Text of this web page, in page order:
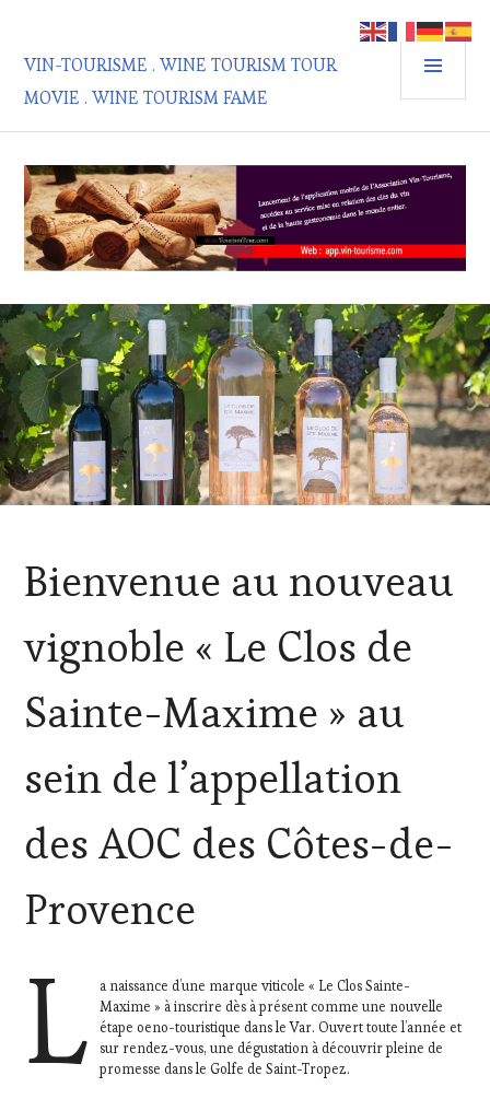
contenu
principal
VIN-TOURISME . WINE TOURISM TOUR
MOVIE . WINE TOURISM FAME
CLUB
:
TASTING
VOUCHER,
DE-
PROVENCE,
LES
CLÉS
VIN
ET
LA
HAUTE
MÉDIAS,
PRESSE
ÉCRITE,
RADIO,
Bienvenue au nouveau
vignoble « Le Clos de
Sainte-Maxime » au
sein de l’appellation
des AOC des Côtes-de-
Provence
L
a naissance d’une marque viticole « Le Clos Sainte-
Maxime » à inscrire dès à présent comme une nouvelle
étape oeno-touristique dans le Var. Ouvert toute l’année et
sur rendez-vous, une dégustation à découvrir pleine de
promesse dans le Golfe de Saint-Tropez.